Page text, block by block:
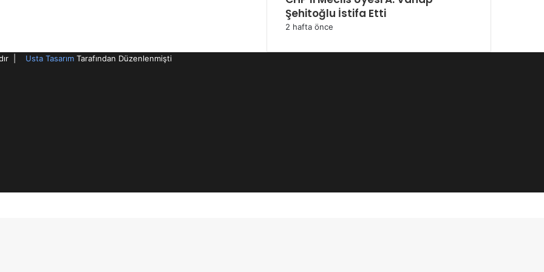
Şehitoğlu İstifa Etti
2 hafta önce
| Usta Tasarım Tarafından Düzenlenmişti